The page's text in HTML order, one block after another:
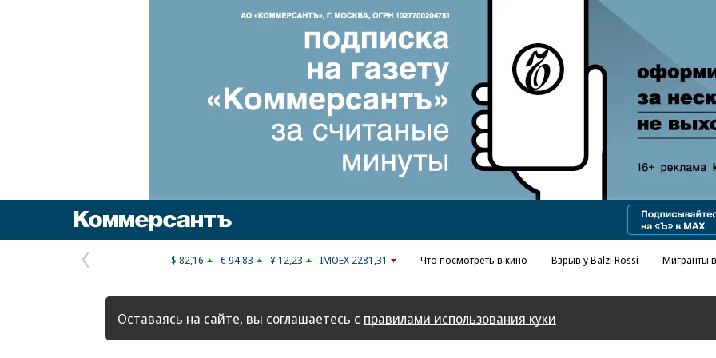
Реклама в «Ъ» www.kommersant.ru/ad
Предыдущая
страница
$ 82,16 € 94,83 ¥ 12,23 IMOEX 2281,31 Что посмотреть в кино Взрыв у Balzi Rossi Мигранты
Оставаясь на сайте, вы соглашаетесь с правилами использования куки